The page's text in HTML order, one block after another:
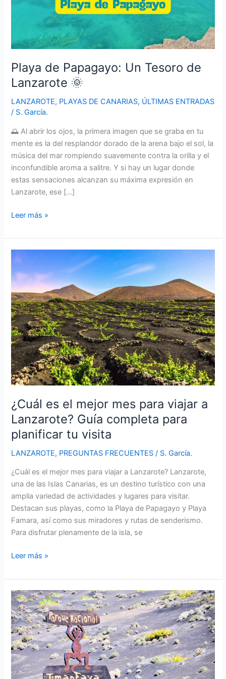
Playa de Papagayo: Un Tesoro de
Lanzarote 🌞
LANZAROTE, PLAYAS DE CANARIAS, ÚLTIMAS ENTRADAS
/ S. García.
🌅 Al abrir los ojos, la primera imagen que se graba en tu
mente es la del resplandor dorado de la arena bajo el sol, la
música del mar rompiendo suavemente contra la orilla y el
inconfundible aroma a salitre. Y si hay un lugar donde
estas sensaciones alcanzan su máxima expresión en
Lanzarote, ese […]
Playa
Papagayo:
Un
Tesoro
de
Lanzarote
🌞
Leer más »
¿Cuál es el mejor mes para viajar a
Lanzarote? Guía completa para
planificar tu visita
LANZAROTE, PREGUNTAS FRECUENTES / S. García.
¿Cuál es el mejor mes para viajar a Lanzarote? Lanzarote,
una de las Islas Canarias, es un destino turístico con una
amplia variedad de actividades y lugares para visitar.
Destacan sus playas, como la Playa de Papagayo y Playa
Famara, así como sus miradores y rutas de senderismo.
Para disfrutar plenamente de la isla, se
¿Cuál
el
mejor
mes
para
viajar
a
Lanzarote?
Guía
completa
Leer más »